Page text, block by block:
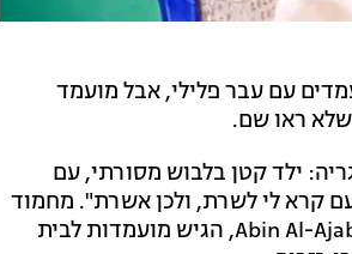
עם עבר פלילי, אבל מועמד
ילד קטן בלבוש מסורתי, עם
קרא לי לשרת, ולכן אשרת". מחמוד
סאדיס בובא, שהכניס את עצמו לדיון הציבורי תחת הכינוי Abin Al-Ajabin Zazzau, הגיש מועמדות לבית